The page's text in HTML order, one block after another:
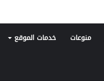
منوعات خدمات الموقع